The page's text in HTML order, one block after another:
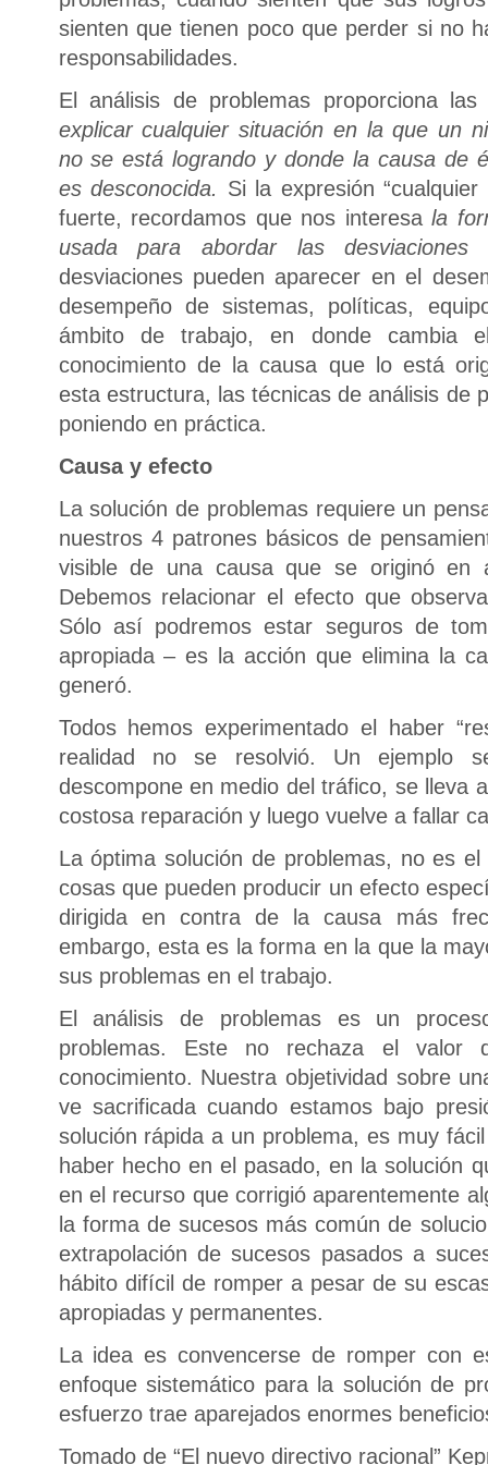
sienten que tienen poco que perder si no
responsabilidades.
El análisis de problemas proporciona
explicar cualquier situación en la que un
no se está logrando y donde la causa de
es desconocida. Si la expresión
fuerte, recordamos que nos interesala
usada para abordar las
desviaciones pueden aparecer en el
desempeño de sistemas, políticas,
ámbito de trabajo, en donde cambia
conocimiento de la causa que lo está
esta estructura, las técnicas de análisis de
poniendo en práctica.
Causa y efecto
La solución de problemas requiere un
nuestros 4 patrones básicos de
visible de una causa que se originó en
Debemos relacionar el efecto que
Sólo así podremos estar seguros de
apropiada – es la acción que elimina la
generó.
Todos hemos experimentado el haber
realidad no se resolvió. Un ejemplo
descompone en medio del tráfico, se lleva
costosa reparación y luego vuelve a fallar
La óptima solución de problemas, no es
cosas que pueden producir un efecto
dirigida en contra de la causa más
embargo, esta es la forma en la que la
sus problemas en el trabajo.
El análisis de problemas es un
problemas. Este no rechaza el valor
conocimiento. Nuestra objetividad sobre
ve sacrificada cuando estamos bajo
solución rápida a un problema, es muy
haber hecho en el pasado, en la solución
en el recurso que corrigió aparentemente
la forma de sucesos más común de
extrapolación de sucesos pasados a
hábito difícil de romper a pesar de su
apropiadas y permanentes.
La idea es convencerse de romper con
enfoque sistemático para la solución de
esfuerzo trae aparejados enormes
Tomado de “El nuevo directivo racional”